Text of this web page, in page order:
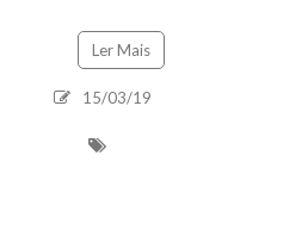
Ler Mais
15/03/19